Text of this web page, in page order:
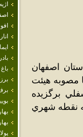
اصفهان
با مصوبه هيئت
برگزيده
به نقطه شهري